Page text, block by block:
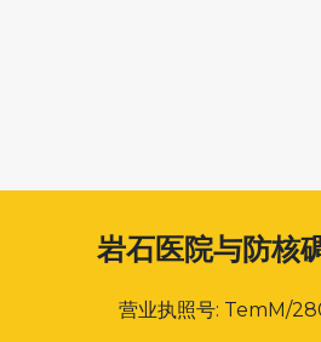
岩石医院与防核
营业执照号: TemM/